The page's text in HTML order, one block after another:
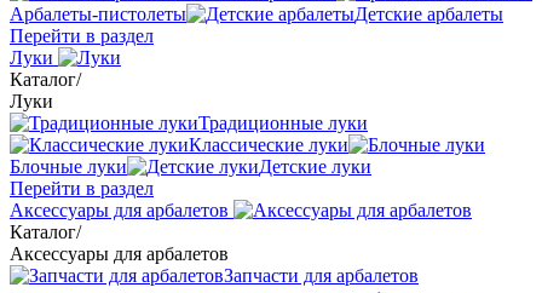
Арбалеты-пистолеты
Детские арбалеты
Перейти в раздел
Луки
Каталог/
Луки
Традиционные луки
Классические луки
Блочные луки
Детские луки
Перейти в раздел
Аксессуары для арбалетов
Каталог/
Аксессуары для арбалетов
Запчасти для арбалетов